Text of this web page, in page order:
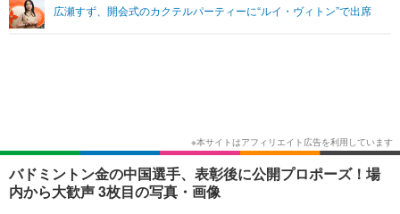
ショッピング その他
エンタメTOP 映画・ドラマ
ショッピング その他
ライフ
広瀬すず、開会式のカクテルパーティーに“ルイ・ヴィトン”で出席
バドミントン金の中国選手、表彰後に公開プロポーズ！場
内から大歓声 3枚目の写真・画像